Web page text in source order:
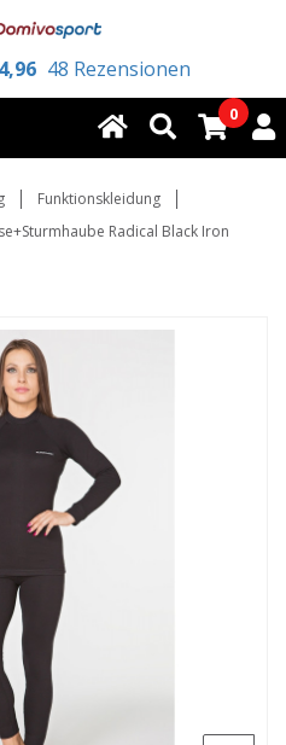
4,96 48 Rezensionen
0
Funktionskleidung
Radical Black Iron